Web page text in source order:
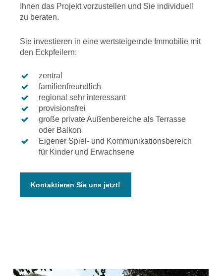
Ihnen das Projekt vorzustellen und Sie individuell
zu beraten.
Sie investieren in eine wertsteigernde Immobilie mit
den Eckpfeilern:
zentral
familienfreundlich
regional sehr interessant
provisionsfrei
große private Außenbereiche als Terrasse
oder Balkon
Eigener Spiel- und Kommunikationsbereich
für Kinder und Erwachsene
Kontaktieren Sie uns jetzt!